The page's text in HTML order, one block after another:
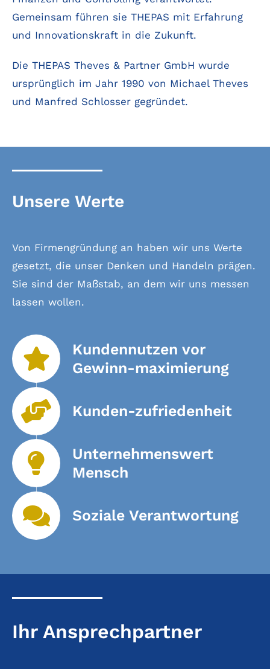
Gemeinsam führen sie THEPAS mit Erfahrung
und Innovationskraft in die Zukunft.
Die THEPAS Theves & Partner GmbH wurde
ursprünglich im Jahr 1990 von Michael Theves
und Manfred Schlosser gegründet.
Unsere Werte
Von Firmengründung an haben wir uns Werte
gesetzt, die unser Denken und Handeln prägen.
Sie sind der Maßstab, an dem wir uns messen
lassen wollen.
Kundennutzen vor
Gewinn-maximierung
Kunden-zufriedenheit
Unternehmenswert
Mensch
Soziale Verantwortung
Ihr Ansprechpartner